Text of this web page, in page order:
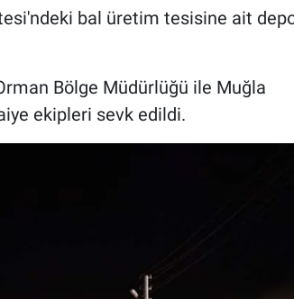
bal üretim tesisine ait
Bölge Müdürlüğü ile Muğla
ekipleri sevk edildi.